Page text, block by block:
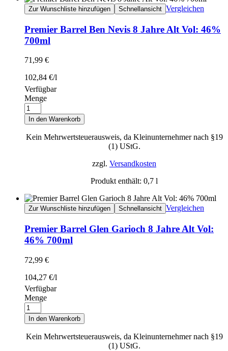
Zur Wunschliste hinzufügen Schnellansicht Vergleichen
Premier Barrel Ben Nevis 8 Jahre Alt Vol: 46%
700ml
71,99 €
102,84 €/l
Verfügbar
Menge
In den Warenkorb
Kein Mehrwertsteuerausweis, da Kleinunternehmer nach §19
(1) UStG.
zzgl. Versandkosten
Produkt enthält: 0,7 l
Zur Wunschliste hinzufügen Schnellansicht Vergleichen
Premier Barrel Glen Garioch 8 Jahre Alt Vol:
46% 700ml
72,99 €
104,27 €/l
Verfügbar
Menge
In den Warenkorb
Kein Mehrwertsteuerausweis, da Kleinunternehmer nach §19
(1) UStG.